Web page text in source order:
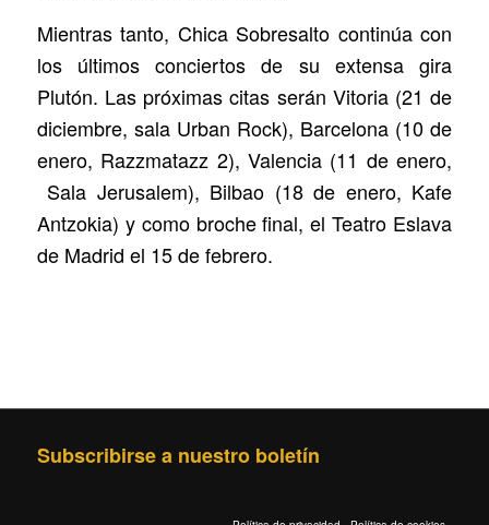
Mientras tanto, Chica Sobresalto continúa con
los últimos conciertos de su extensa gira
Plutón. Las próximas citas serán Vitoria (21 de
diciembre, sala Urban Rock), Barcelona (10 de
enero, Razzmatazz 2), Valencia (11 de enero,
Sala Jerusalem), Bilbao (18 de enero, Kafe
Antzokia) y como broche final, el Teatro Eslava
de Madrid el 15 de febrero.
Subscribirse a nuestro boletín